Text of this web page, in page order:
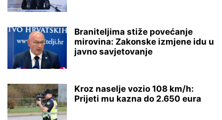
Braniteljima stiže povećanje
mirovina: Zakonske izmjene idu u
javno savjetovanje
Kroz naselje vozio 108 km/h:
Prijeti mu kazna do 2.650 eura